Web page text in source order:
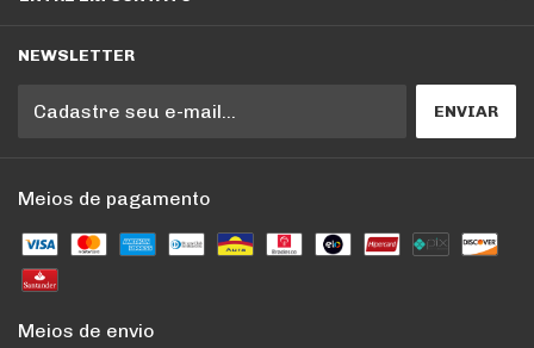
NEWSLETTER
Meios de pagamento
Meios de envio